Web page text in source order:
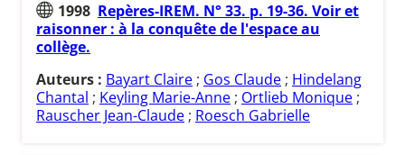
1998 Repères-IREM. N° 33. p. 19-36. Voir et
raisonner : à la conquête de l'espace au
collège.
Auteurs : Bayart Claire ; Gos Claude ; Hindelang
Chantal ; Keyling Marie-Anne ; Ortlieb Monique ;
Rauscher Jean-Claude ; Roesch Gabrielle